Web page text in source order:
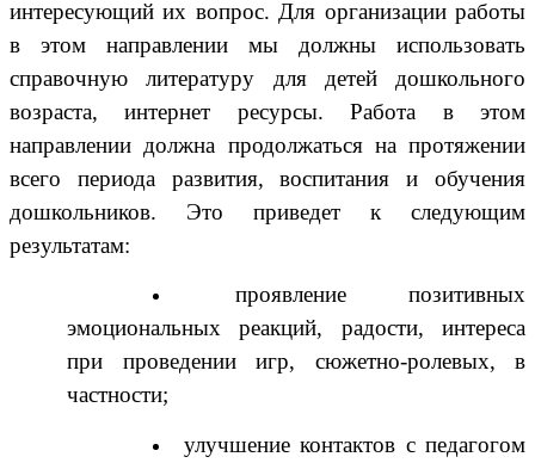
интересующий их вопрос. Для организации работы
в этом направлении мы должны использовать
справочную литературу для детей дошкольного
возраста, интернет ресурсы. Работа в этом
направлении должна продолжаться на протяжении
всего периода развития, воспитания и обучения
дошкольников. Это приведет к следующим
результатам:
проявление позитивных
эмоциональных реакций, радости, интереса
при проведении игр, сюжетно-ролевых, в
частности;
улучшение контактов с педагогом